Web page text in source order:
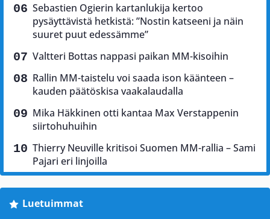
Sebastien Ogierin kartanlukija kertoo
pysäyttävistä hetkistä: ”Nostin katseeni ja näin
suuret puut edessämme”
Valtteri Bottas nappasi paikan MM-kisoihin
Rallin MM-taistelu voi saada ison käänteen –
kauden päätöskisa vaakalaudalla
Mika Häkkinen otti kantaa Max Verstappenin
siirtohuhuihin
Thierry Neuville kritisoi Suomen MM-rallia – Sami
Pajari eri linjoilla
Luetuimmat